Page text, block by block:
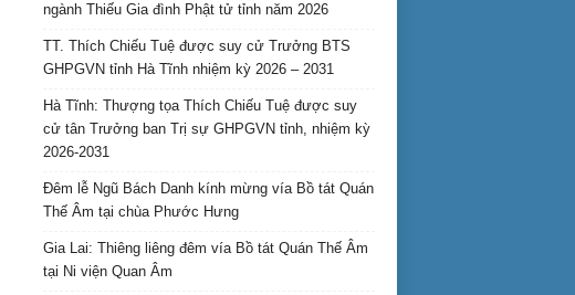
ngành Thiếu Gia đình Phật tử tỉnh năm 2026
TT. Thích Chiếu Tuệ được suy cử Trưởng BTS
GHPGVN tỉnh Hà Tĩnh nhiệm kỳ 2026 – 2031
Hà Tĩnh: Thượng tọa Thích Chiếu Tuệ được suy
cử tân Trưởng ban Trị sự GHPGVN tỉnh, nhiệm kỳ
2026-2031
Đêm lễ Ngũ Bách Danh kính mừng vía Bồ tát Quán
Thế Âm tại chùa Phước Hưng
Gia Lai: Thiêng liêng đêm vía Bồ tát Quán Thế Âm
tại Ni viện Quan Âm